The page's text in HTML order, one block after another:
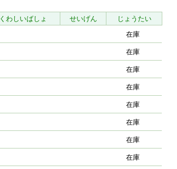
くわしいばしょ せいげん
じょうたい
在庫
在庫
在庫
在庫
在庫
在庫
在庫
在庫